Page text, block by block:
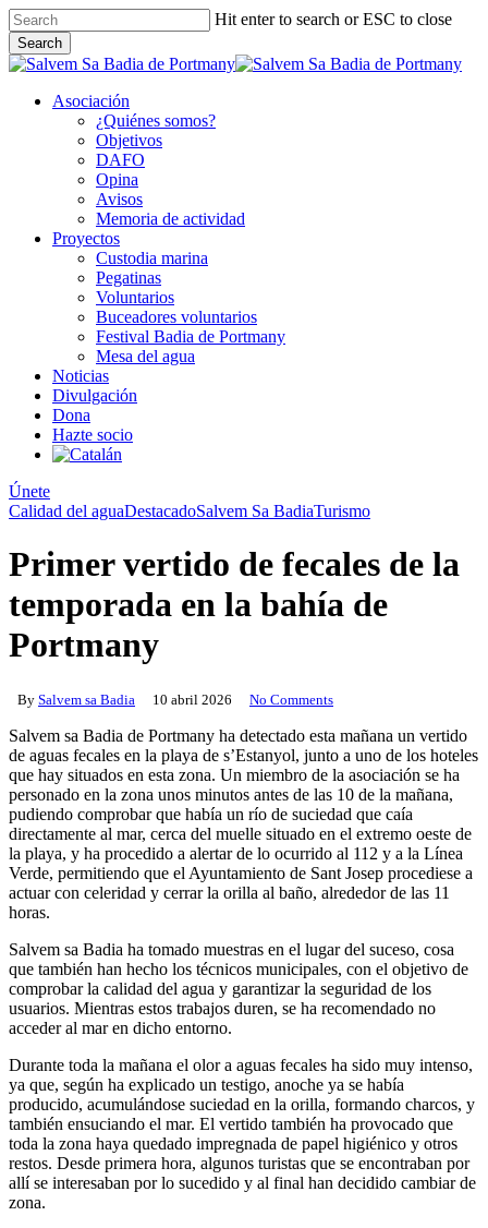
Skip
to
main
content
Hit enter to search or ESC to close
Search
Close
Asociación
¿Quiénes somos?
Objetivos
DAFO
Opina
Avisos
Memoria de actividad
Proyectos
Custodia marina
Pegatinas
Voluntarios
Buceadores voluntarios
Festival Badia de Portmany
Mesa del agua
Noticias
Divulgación
Dona
Hazte socio
Únete
Calidad del aguaDestacadoSalvem Sa BadiaTurismo
Primer vertido de fecales de la
temporada en la bahía de
Portmany
By Salvem sa Badia 10 abril 2026 No Comments
Salvem sa Badia de Portmany ha detectado esta mañana un vertido
de aguas fecales en la playa de s’Estanyol, junto a uno de los hoteles
que hay situados en esta zona. Un miembro de la asociación se ha
personado en la zona unos minutos antes de las 10 de la mañana,
pudiendo comprobar que había un río de suciedad que caía
directamente al mar, cerca del muelle situado en el extremo oeste de
la playa, y ha procedido a alertar de lo ocurrido al 112 y a la Línea
Verde, permitiendo que el Ayuntamiento de Sant Josep procediese a
actuar con celeridad y cerrar la orilla al baño, alrededor de las 11
horas.
Salvem sa Badia ha tomado muestras en el lugar del suceso, cosa
que también han hecho los técnicos municipales, con el objetivo de
comprobar la calidad del agua y garantizar la seguridad de los
usuarios. Mientras estos trabajos duren, se ha recomendado no
acceder al mar en dicho entorno.
Durante toda la mañana el olor a aguas fecales ha sido muy intenso,
ya que, según ha explicado un testigo, anoche ya se había
producido, acumulándose suciedad en la orilla, formando charcos, y
también ensuciando el mar. El vertido también ha provocado que
toda la zona haya quedado impregnada de papel higiénico y otros
restos. Desde primera hora, algunos turistas que se encontraban por
allí se interesaban por lo sucedido y al final han decidido cambiar de
zona.